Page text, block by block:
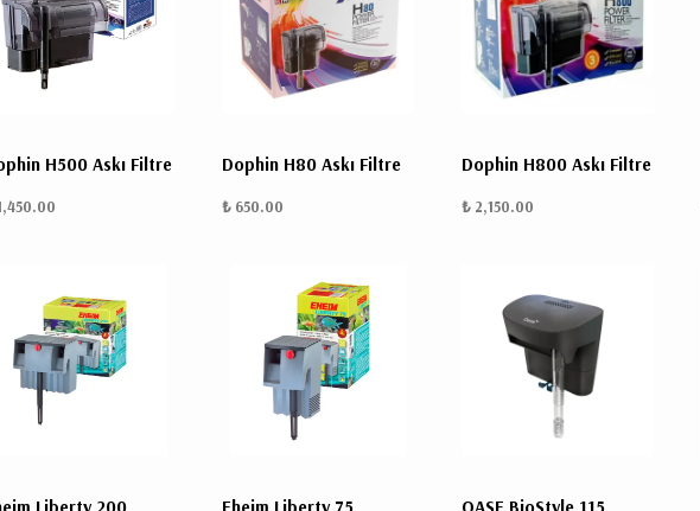
H500 Askı Filtre Dophin H80 Askı Filtre
₺ 650.00
Dophin H800 Askı Filtre
₺ 2,150.00